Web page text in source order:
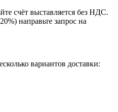
счёт выставляется без НДС.
направьте запрос на
вариантов доставки: